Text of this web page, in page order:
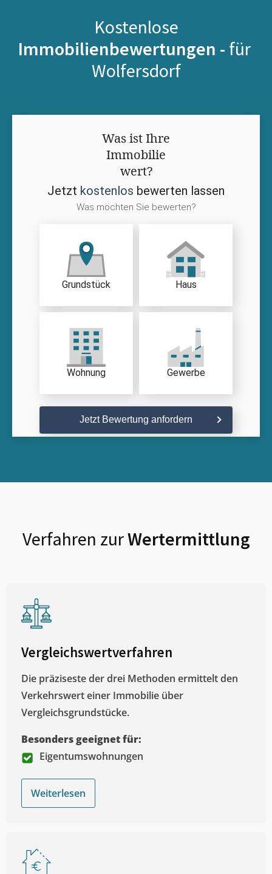
Kostenlose
Immobilienbewertungen - für
Wolfersdorf
Was ist Ihre
Immobilie
wert?
Jetzt kostenlos bewerten lassen
Was möchten Sie bewerten?
Grundstück Haus
Wohnung Gewerbe
Jetzt Bewertung anfordern
Verfahren zurWertermittlung
Vergleichswertverfahren
Die präziseste der drei Methoden ermittelt den
Verkehrswert einer Immobilie über
Vergleichsgrundstücke.
Besonders geeignet für:
Eigentumswohnungen
Weiterlesen